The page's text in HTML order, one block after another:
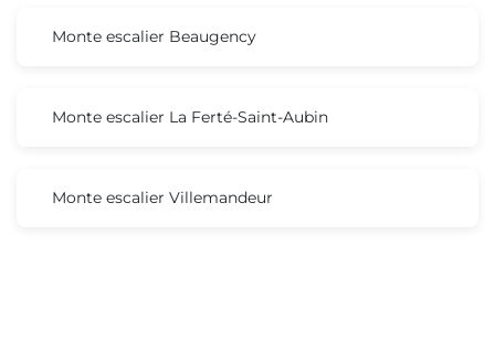
Monte escalier Beaugency
Monte escalier La Ferté-Saint-Aubin
Monte escalier Villemandeur